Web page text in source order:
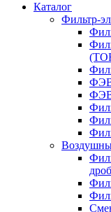
Каталог
Фильтр-